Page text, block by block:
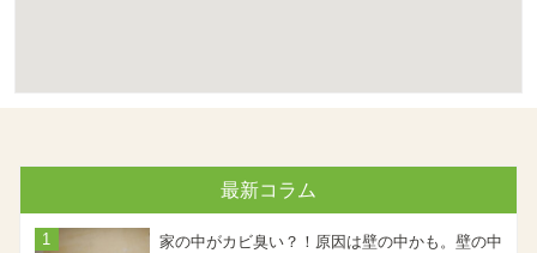
最新コラム
家の中がカビ臭い？！原因は壁の中かも。壁の中